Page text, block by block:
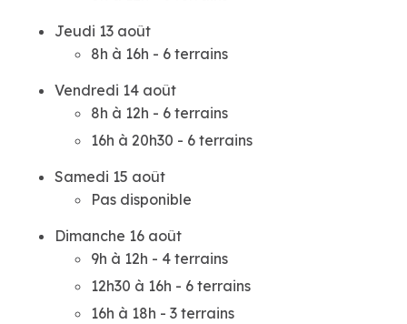
Jeudi 13 août
8h à 16h - 6 terrains
Vendredi 14 août
8h à 12h - 6 terrains
16h à 20h30 - 6 terrains
Samedi 15 août
Pas disponible
Dimanche 16 août
9h à 12h - 4 terrains
12h30 à 16h - 6 terrains
16h à 18h - 3 terrains